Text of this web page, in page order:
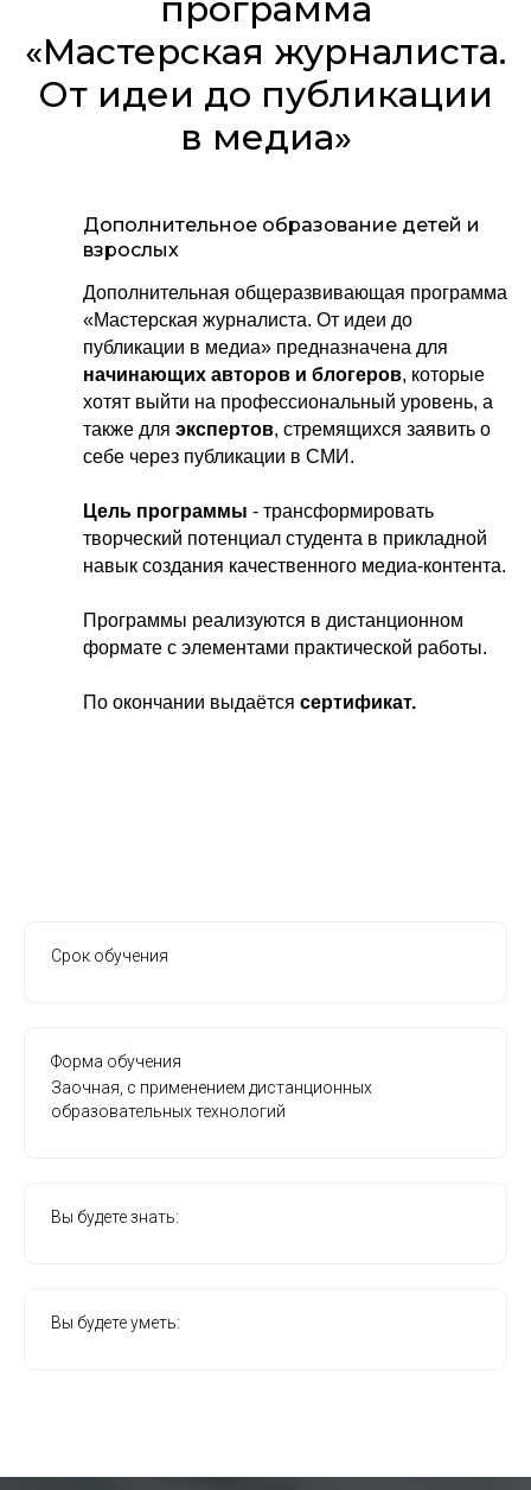
«Мастерская журналиста.
От идеи до публикации
в медиа»
Дополнительное образование детей и
взрослых
Дополнительная общеразвивающая программа
«Мастерская журналиста. От идеи до
публикации в медиа» предназначена для
начинающих авторов и блогеров, которые
хотят выйти на профессиональный уровень, а
также для экспертов, стремящихся заявить о
себе через публикации в СМИ.
Цель программы - трансформировать
творческий потенциал студента в прикладной
навык создания качественного медиа-контента.
Программы реализуются в дистанционном
формате с элементами практической работы.
По окончании выдаётся сертификат.
Срок обучения
Форма обучения
Заочная, с применением дистанционных
образовательных технологий
Вы будете знать:
Вы будете уметь: